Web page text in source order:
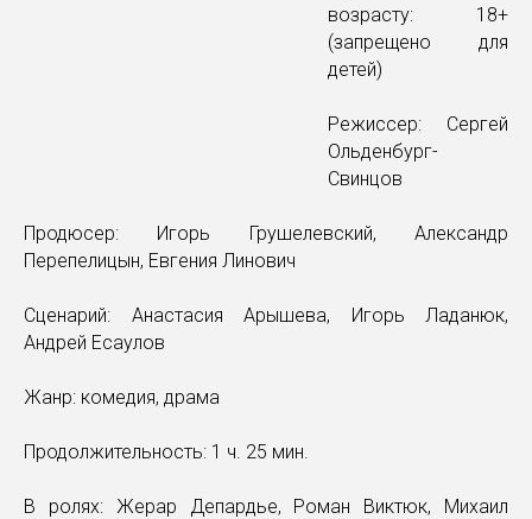
возрасту:
18+
(запрещено для
детей)
Режиссер:
Сергей
Ольденбург-
Свинцов
Продюсер:
Игорь Грушелевский, Александр
Перепелицын, Евгения Линович
Сценарий:
Анастасия Арышева, Игорь Ладанюк,
Андрей Есаулов
Жанр: комедия, драма
Продолжительность: 1 ч. 25 мин.
В ролях: Жерар Депардье, Роман Виктюк, Михаил